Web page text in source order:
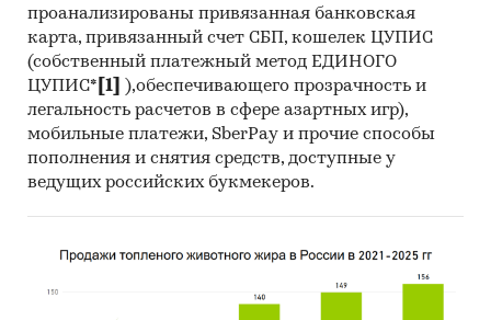
проанализированы привязанная банковская
карта, привязанный счет СБП, кошелек ЦУПИС
(собственный платежный метод ЕДИНОГО
ЦУПИС* [1]
),обеспечивающего прозрачность и
легальность расчетов в сфере азартных игр),
мобильные платежи, SberPay и прочие способы
пополнения и снятия средств, доступные у
ведущих российских букмекеров.